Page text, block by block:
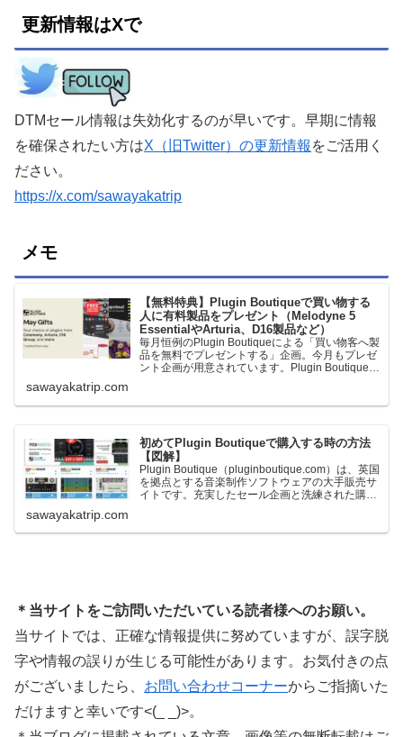
更新情報はXで
DTMセール情報は失効化するのが早いです。早期に情報
を確保されたい方はX（旧Twitter）の更新情報 をご活用く
ださい。
https://x.com/sawayakatrip
メモ
【無料特典】Plugin Boutiqueで買い物する
人に有料製品をプレゼント（Melodyne 5
EssentialやArturia、D16製品など）
毎月恒例のPlugin Boutiqueによる「買い物客へ製
品を無料でプレゼントする」企画。今月もプレゼ
ント企画が用意されています。Plugin Boutiqueで
ます。＊無料配布終了予定日：日本時間：
sawayakatrip.com
初めてPlugin Boutiqueで購入する時の方法
【図解】
Plugin Boutique（pluginboutique.com）は、英国
を拠点とする音楽制作ソフトウェアの大手販売サ
イトです。充実したセール企画と洗練された購入
に知っておきたいこと価格表示に…
sawayakatrip.com
＊当サイトをご訪問いただいている読者様へのお願い。
当サイトでは、正確な情報提供に努めていますが、誤字脱
字や情報の誤りが生じる可能性があります。お気付きの点
がございましたら、 お問い合わせコーナーからご指摘いた
だけますと幸いです<(_ _)>。